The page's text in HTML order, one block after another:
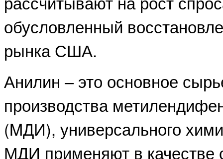
обусловленный
рынка США.
Анилин – это основное
производства
(MДИ), универсального
МДИ применяют в качестве